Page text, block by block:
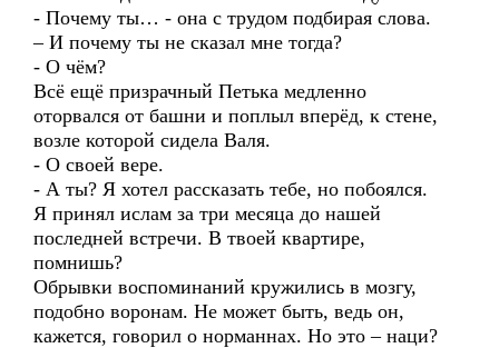
- Почему ты… - она с трудом подбирая слова.
– И почему ты не сказал мне тогда?
- О чём?
Всё ещё призрачный Петька медленно
оторвался от башни и поплыл вперёд, к стене,
возле которой сидела Валя.
- О своей вере.
- А ты? Я хотел рассказать тебе, но побоялся.
Я принял ислам за три месяца до нашей
последней встречи. В твоей квартире,
помнишь?
Обрывки воспоминаний кружились в мозгу,
подобно воронам. Не может быть, ведь он,
кажется, говорил о норманнах. Но это – наци?